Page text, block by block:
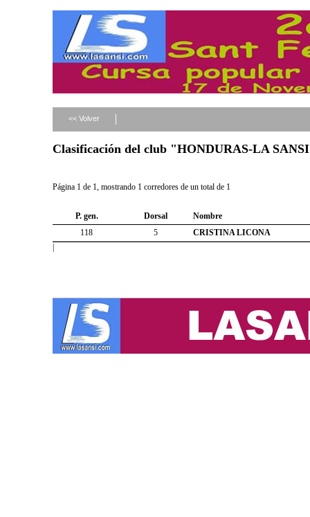
<< Volver
Clasificación del club "HONDURAS-LA
Página 1 de 1, mostrando 1 corredores de un total de 1
P. gen. Dorsal
Nombre
118
5
CRISTINA LICONA
|